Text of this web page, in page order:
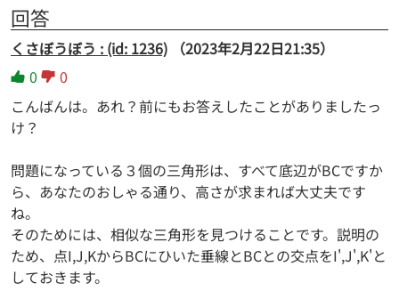
回答
くさぼうぼう : (id: 1236)
（2023年2月22日21:35）
0
0
こんばんは。あれ？前にもお答えしたことがありましたっ
け？
問題になっている３個の三角形は、すべて底辺がBCですか
ら、あなたのおしゃる通り、高さが求まれば大丈夫です
ね。
そのためには、相似な三角形を見つけることです。説明の
ため、点I,J,KからBCにひいた垂線とBCとの交点をI',J',K'と
しておきます。